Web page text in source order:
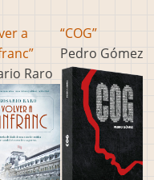
a
Raro
“COG”
Pedro Gómez